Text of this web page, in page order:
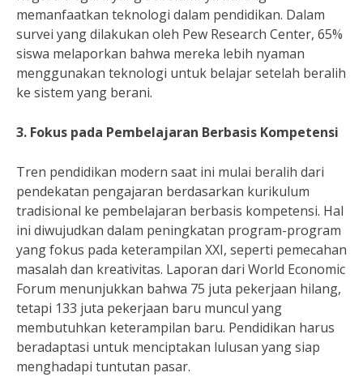
memanfaatkan teknologi dalam pendidikan. Dalam
survei yang dilakukan oleh Pew Research Center, 65%
siswa melaporkan bahwa mereka lebih nyaman
menggunakan teknologi untuk belajar setelah beralih
ke sistem yang berani.
3. Fokus pada Pembelajaran Berbasis Kompetensi
Tren pendidikan modern saat ini mulai beralih dari
pendekatan pengajaran berdasarkan kurikulum
tradisional ke pembelajaran berbasis kompetensi. Hal
ini diwujudkan dalam peningkatan program-program
yang fokus pada keterampilan XXI, seperti pemecahan
masalah dan kreativitas. Laporan dari World Economic
Forum menunjukkan bahwa 75 juta pekerjaan hilang,
tetapi 133 juta pekerjaan baru muncul yang
membutuhkan keterampilan baru. Pendidikan harus
beradaptasi untuk menciptakan lulusan yang siap
menghadapi tuntutan pasar.